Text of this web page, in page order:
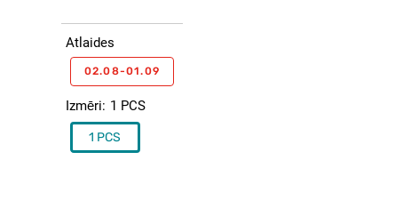
Izmēri 1 PCS
1 PCS
Atlaides
02.08-01.09